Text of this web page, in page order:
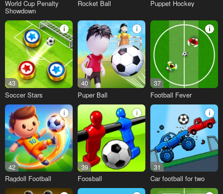
World Cup Penalty
Showdown
Rocket Ball Puppet Hockey
43
Soccer Stars
40
Puper Ball
37
Football Fever
42
Ragdoll Football
39
Foosball
31
Car football for two